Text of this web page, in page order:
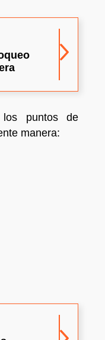
los puntos de
manera: